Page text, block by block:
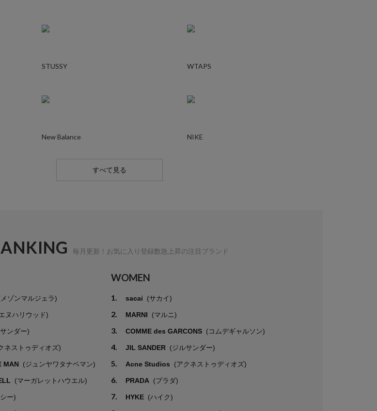
STUSSY WTAPS
New Balance NIKE
すべて見る
毎月更新！お気に入り登録数急上昇の注目ブランド
ゾンマルジェラ)
ヌハリウッド)
ンダー)
ネストゥディオズ)
MAN (ジュンヤワタナベマン)
(マーガレットハウエル)
ー)
WOMEN
1. sacai (サカイ)
2. MARNI (マルニ)
3. COMME des GARCONS (コムデギャルソン)
4. JIL SANDER (ジルサンダー)
5. Acne Studios (アクネストゥディオズ)
6. PRADA (プラダ)
7. HYKE (ハイク)